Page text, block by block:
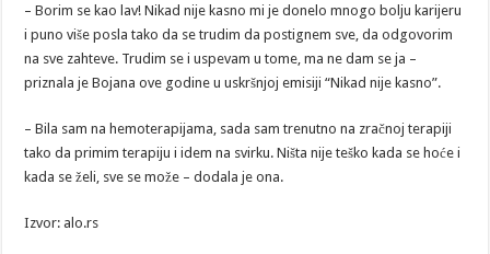
– Borim se kao lav! Nikad nije kasno mi je donelo mnogo bolju karijeru
i puno više posla tako da se trudim da postignem sve, da odgovorim
na sve zahteve. Trudim se i uspevam u tome, ma ne dam se ja –
priznala je Bojana ove godine u uskršnjoj emisiji “Nikad nije kasno”.
– Bila sam na hemoterapijama, sada sam trenutno na zračnoj terapiji
tako da primim terapiju i idem na svirku. Ništa nije teško kada se hoće i
kada se želi, sve se može – dodala je ona.
Izvor: alo.rs